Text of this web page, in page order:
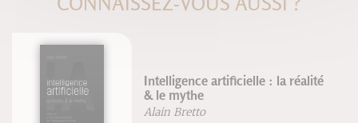
Intelligence artificielle : la réalité
& le mythe
Alain Bretto